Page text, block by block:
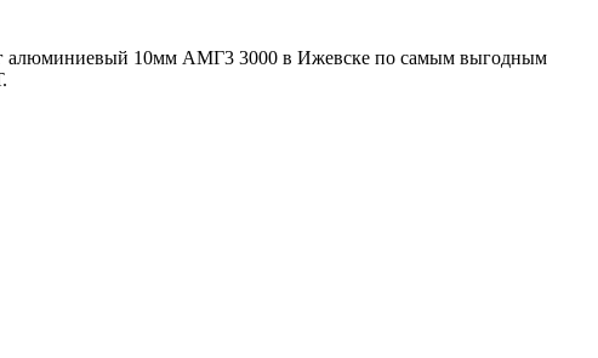
алюминиевый 10мм АМГ3 3000 в Ижевске по самым выгодным